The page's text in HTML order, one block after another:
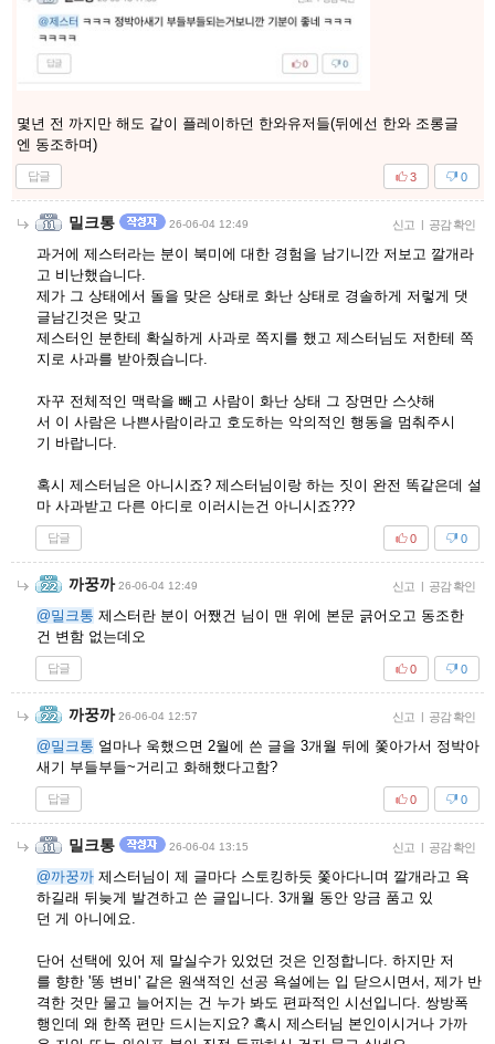
몇년 전 까지만 해도 같이 플레이하던 한와유저들(뒤에선 한와 조롱글
엔 동조하며)
답글 0
3
밀크통 26-06-04 12:49 신고 | 공감 확인
과거에 제스터라는 분이 북미에 대한 경험을 남기니깐 저보고 깔개라
고 비난했습니다.
제가 그 상태에서 돌을 맞은 상태로 화난 상태로 경솔하게 저렇게 댓
글남긴것은 맞고
제스터인 분한테 확실하게 사과로 쪽지를 했고 제스터님도 저한테 쪽
지로 사과를 받아줬습니다.
자꾸 전체적인 맥락을 빼고 사람이 화난 상태 그 장면만 스샷해
서 이 사람은 나쁜사람이라고 호도하는 악의적인 행동을 멈춰주시
기 바랍니다.
혹시 제스터님은 아니시죠? 제스터님이랑 하는 짓이 완전 똑같은데 설
마 사과받고 다른 아디로 이러시는건 아니시죠???
답글 0
0
까꿍까 26-06-04 12:49 신고 | 공감 확인
@밀크통 제스터란 분이 어쨌건 님이 맨 위에 본문 긁어오고 동조한
건 변함 없는데오
답글 0
0
까꿍까 26-06-04 12:57 신고 | 공감 확인
@밀크통 얼마나 욱했으면 2월에 쓴 글을 3개월 뒤에 쫓아가서 정박아
새기 부들부들~거리고 화해했다고함?
답글 0
0
밀크통 26-06-04 13:15 신고 | 공감 확인
@까꿍까 제스터님이 제 글마다 스토킹하듯 쫓아다니며 깔개라고 욕
하길래 뒤늦게 발견하고 쓴 글입니다. 3개월 동안 앙금 품고 있
던 게 아니에요.
단어 선택에 있어 제 말실수가 있었던 것은 인정합니다. 하지만 저
를 향한 '똥 변비' 같은 원색적인 선공 욕설에는 입 닫으시면서, 제가 반
격한 것만 물고 늘어지는 건 누가 봐도 편파적인 시선입니다. 쌍방폭
행인데 왜 한쪽 편만 드시는지요? 혹시 제스터님 본인이시거나 가까